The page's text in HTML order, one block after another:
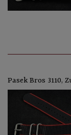
Pasek Bros 3110,